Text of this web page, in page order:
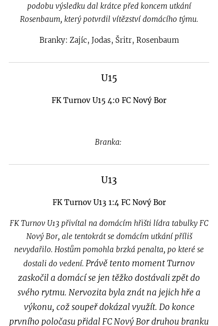
podobu výsledku dal krátce před koncem utkání
Rosenbaum, který potvrdil vítězství domácího týmu.
Branky: Zajíc, Jodas, Šritr, Rosenbaum
U15
FK Turnov U15 4:0 FC Nový Bor
Branka:
U13
FK Turnov U13 1:4 FC Nový Bor
FK Turnov U13 přivítal na domácím hřišti lídra tabulky FC
Nový Bor, ale tentokrát se domácím utkání příliš
nevydařilo. Hostům pomohla brzká penalta, po které se
dostali do vedení. Právě tento moment Turnov
zaskočil a domácí se jen těžko dostávali zpět do
svého rytmu. Nervozita byla znát na jejich hře a
výkonu, což soupeř dokázal využít. Do konce
prvního poločasu přidal FC Nový Bor druhou branku